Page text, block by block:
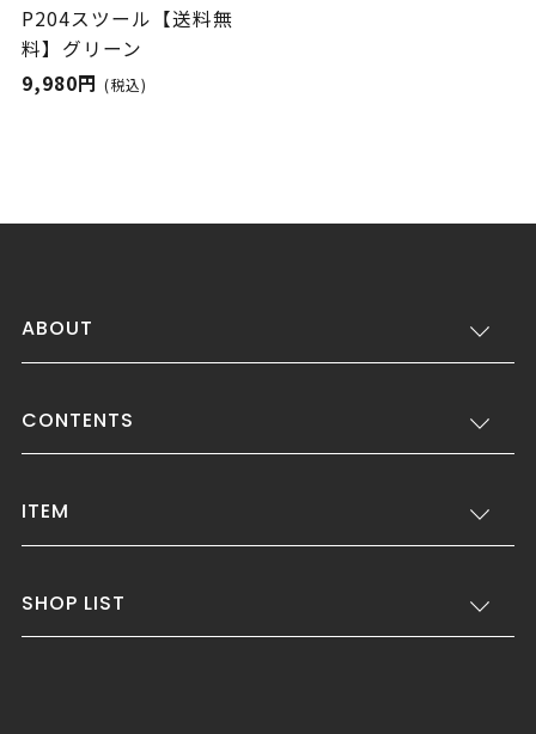
P204スツール【送料無
料】グリーン
9,980円 (税込)
ABOUT
CONTENTS
ITEM
SHOP LIST